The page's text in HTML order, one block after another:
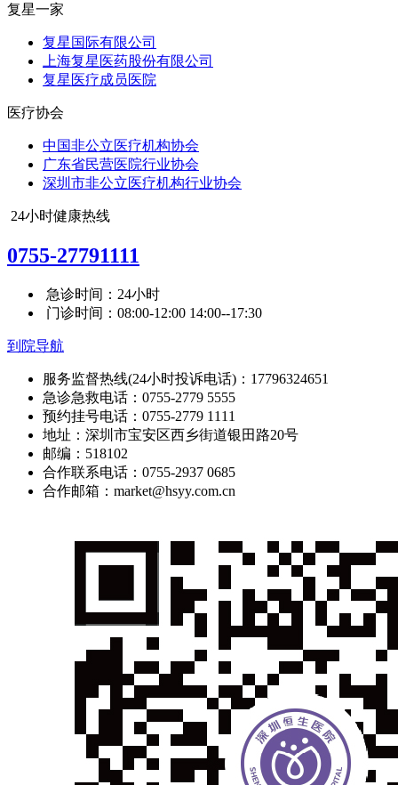
复星一家
复星国际有限公司
上海复星医药股份有限公司
复星医疗成员医院
医疗协会
中国非公立医疗机构协会
广东省民营医院行业协会
深圳市非公立医疗机构行业协会
24小时健康热线
0755-27791111
急诊时间：24小时
门诊时间：08:00-12:00 14:00--17:30
到院导航
服务监督热线(24小时投诉电话)：17796324651
急诊急救电话：0755-2779 5555
预约挂号电话：0755-2779 1111
地址：深圳市宝安区西乡街道银田路20号
邮编：518102
合作联系电话：0755-2937 0685
合作邮箱：market@hsyy.com.cn